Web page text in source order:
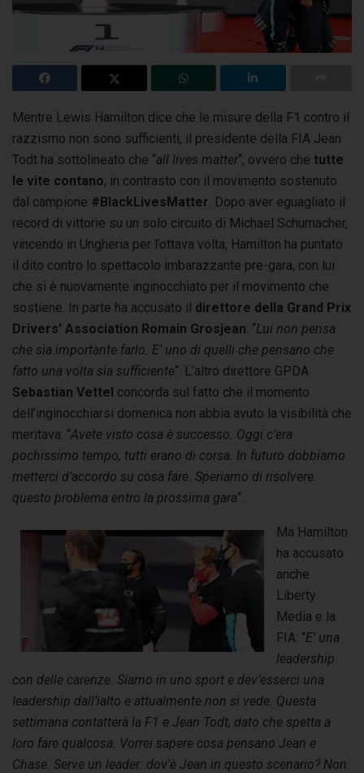
Mentre Lewis Hamilton dice che le misure della F1 contro il
razzismo non sono sufficienti, il presidente della FIA Jean
Todt ha sottolineato che “all lives matter“, ovvero che tutte
le vite contano, in contrasto con il movimento sostenuto
dal campione #BlackLivesMatter . Dopo aver eguagliato il
record di vittorie su un solo circuito di Michael Schumacher,
vincendo in Ungheria per l’ottava volta, Hamilton ha puntato
il dito contro lo spettacolo imbarazzante pre-gara, con lui
che si è nuovamente inginocchiato per il movimento che
sostiene. In parte ha accusato il direttore della Grand Prix
Drivers’ Association Romain Grosjean: “Lui non pensa
che sia importante farlo. E’ uno di quelli che pensano che
fatto una volta sia sufficiente“. L’altro direttore GPDA
Sebastian Vettel concorda sul fatto che il momento
dell’inginocchiarsi domenica non abbia avuto la visibilità che
meritava: “Avete visto cosa è successo. Oggi c’era
pochissimo tempo, tutti erano di corsa. In futuro dobbiamo
metterci d’accordo su cosa fare. Speriamo di risolvere
questo problema entro la prossima gara“.
Ma Hamilton
ha accusato
anche
Liberty
Media e la
FIA: “E’ una
leadership
con delle carenze. Siamo in uno sport e dev’esserci una
leadership dall’ìalto e attualmente non si vede. Questa
settimana contatterà la F1 e Jean Todt, dato che spetta a
loro fare qualcosa. Vorrei sapere cosa pensano Jean e
Chase. Serve un leader: dov’è Jean in questo scenario? Non